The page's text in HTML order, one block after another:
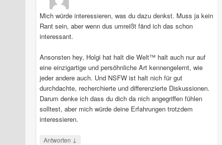
Mich würde interessieren, was du dazu denkst. Muss ja kein
Rant sein, aber wenn dus umreißt fänd ich das schon
interessant.
Ansonsten hey, Holgi hat halt die Welt™ halt auch nur auf
eine einzigartige und persöhnliche Art kennengelernt, wie
jeder andere auch. Und NSFW ist halt nich für gut
durchdachte, recherchierte und differenzierte Diskussionen.
Darum denke ich dass du dich da nich angegriffen fühlen
solltest, aber mich würde deine Erfahrungen trotzdem
interessieren.
Antworten ↓